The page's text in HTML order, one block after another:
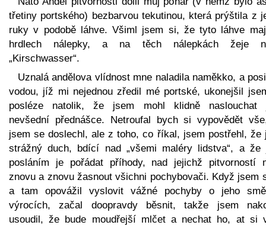
třetiny portského) bezbarvou tekutinou, která prýštila z
ruky v podobě láhve. Všiml jsem si, že tyto láhve
hrdlech nálepky, a na těch nálepkách žeje
„Kirschwasser“.
Uznalá andělova vlídnost mne naladila naměkko, a
vodou, jíž mi nejednou zředil mé portské, ukonejšil
posléze natolik, že jsem mohl klidně naslouchat
nevšední přednášce. Netroufal bych si vypovědět
jsem se doslechl, ale z toho, co říkal, jsem postřehl, že
strážný duch, bdící nad „všemi maléry lidstva“, a že
posláním je pořádat příhody, nad jejichž pitvorností
znovu a znovu žasnout všichni pochybovači. Když jsem
a tam opovážil vyslovit vážné pochyby o jeho
výrocích, začal doopravdy běsnit, takže jsem
usoudil, že bude moudřejší mlčet a nechat ho, at si